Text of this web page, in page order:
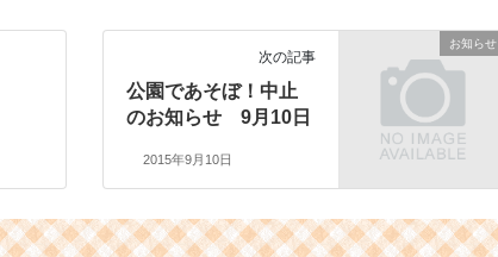
お知らせ
次の記事
公園であそぼ！中止
のお知らせ 9月10日
2015年9月10日